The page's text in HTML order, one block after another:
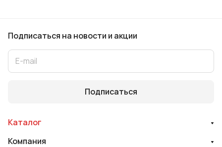
Подписаться на новости и акции
Подписаться
Каталог
Компания